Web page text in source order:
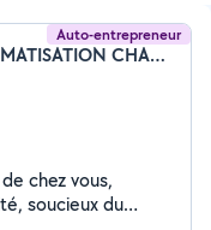
Auto-entrepreneur
Cyprien Benois (CYP CLIMATISATION CHAUFFAGE)
chez vous,
soucieux du